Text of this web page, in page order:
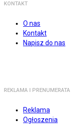
KONTAKT
O nas
Kontakt
Napisz do nas
REKLAMA I PRENUMERATA
Reklama
Ogłoszenia